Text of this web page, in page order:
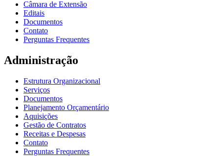
Câmara de Extensão
Editais
Documentos
Contato
Perguntas Frequentes
Administração
Estrutura Organizacional
Serviços
Documentos
Planejamento Orçamentário
Aquisições
Gestão de Contratos
Receitas e Despesas
Contato
Perguntas Frequentes